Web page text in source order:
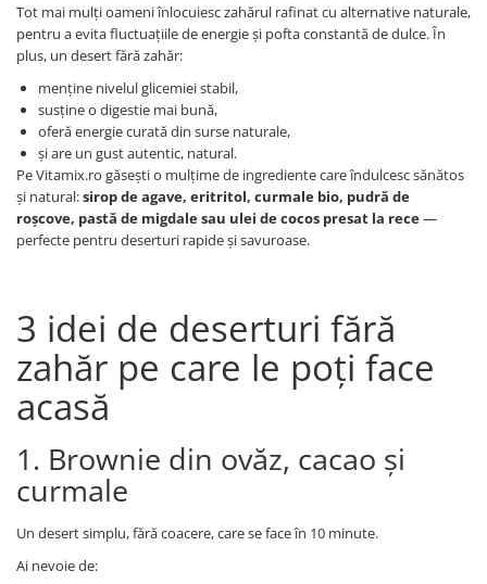
Detoxifiere
Antiinflamator
Antioxidanti
Antitumorale
Articulatii sanatoase
Cardiovasculare
Digestie
Imunitate
Produse sanatate sexuala
Produse pentru Ea
Potenta barbati
Produse pentru sportivi
Suplimente fitness
Batoane proteice
Cereale
Leguminoase
Paine, faina si mixuri
Sosuri
Uleiuri alimentare
Ulei CBD
Unturi alimentare
Sucuri
Paste
Snacksuri
Superalimente
Atelierul de cafea si ceaiuri
Ceaiuri simple
Ceaiuri medicinale compuse
Cafea verde
Ulei de Cocos
Sapunuri
Detergenti Bio
Tot mai mulți oameni înlocuiesc zahărul rafinat cu alternative naturale,
pentru a evita fluctuațiile de energie și pofta constantă de dulce. În
plus, un desert fără zahăr:
menține nivelul glicemiei stabil,
susține o digestie mai bună,
oferă energie curată din surse naturale,
și are un gust autentic, natural.
Pe Vitamix.ro găsești o mulțime de ingrediente care îndulcesc sănătos
și natural:sirop de agave, eritritol, curmale bio, pudră de
roșcove, pastă de migdale sau ulei de cocos presat la rece—
perfecte pentru deserturi rapide și savuroase.
3 idei de deserturi fără
zahăr pe care le poți face
acasă
1. Brownie din ovăz, cacao și
curmale
Un desert simplu, fără coacere, care se face în 10 minute.
Ai nevoie de: